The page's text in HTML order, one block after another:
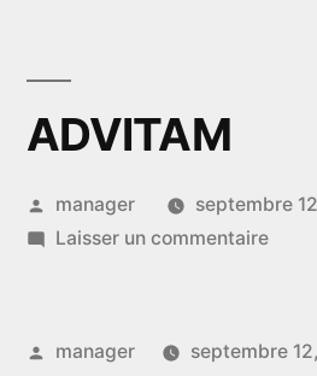
contenu
ADVITAM
Publié
par
manager
septembre
Laisser un commentairesur
Publié
manager septembre